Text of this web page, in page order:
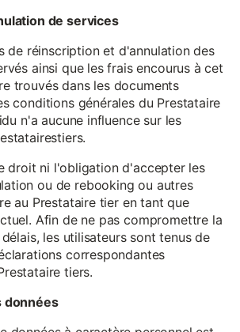
de services
de réinscription et d'annulation des
ainsi que les frais encourus à cet
trouvés dans les documents
conditions générales du Prestataire
n'a aucune influence sur les
droit ni l'obligation d'accepter les
ou de rebooking ou autres
au Prestataire tier en tant que
Afin de ne pas compromettre la
les utilisateurs sont tenus de
correspondantes
tiers.
données